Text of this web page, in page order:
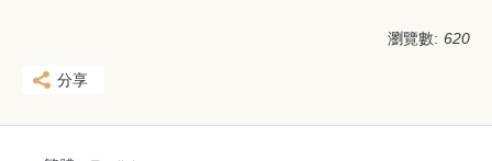
瀏覽數: 620
分享